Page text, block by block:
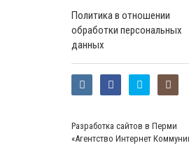
Политика в отношении
обработки персональных
данных
Разработка сайтов в Перми
«Агентство Интернет